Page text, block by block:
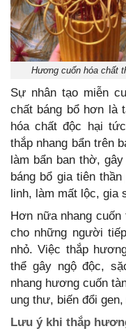
Hương cuốn hóa chất
Sự nhân tạo miễn
chất báng bổ hơn là
hóa chất độc hại
thắp nhang bẩn trên
làm bẩn ban thờ,
báng bổ gia tiên
linh, làm mất lộc, gia
Hơn nữa nhang cuốn
cho những người
nhỏ. Việc thắp
thể gây ngộ độc,
nhang hương cuốn
ung thư, biến đổi
Lưu ý khi thắp